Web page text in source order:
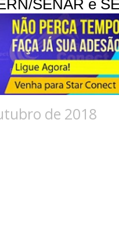
SENAR e
de 2018